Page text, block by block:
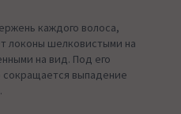
каждого волоса,
локоны шелковистыми на
на вид. Под его
сокращается выпадение